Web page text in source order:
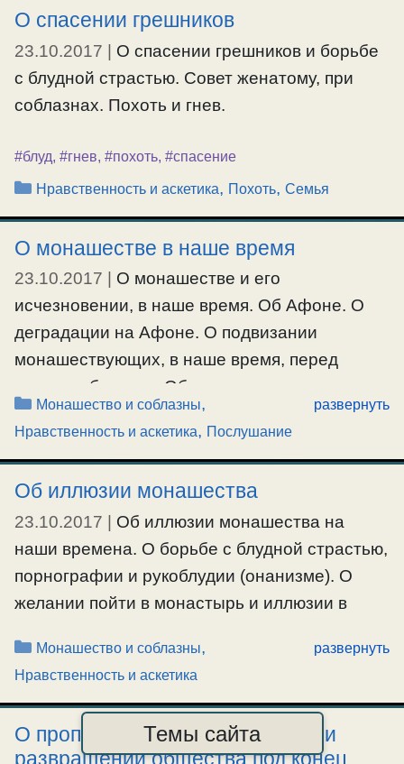
О спасении грешников
23.10.2017
О спасении грешников и борьбе
с блудной страстью. Совет женатому, при
соблазнах. Похоть и гнев.
#блуд, #гнев, #похоть, #спасение
Рубрики
Нравственность и аскетика, Похоть,Семья
О монашестве в наше время
23.10.2017
О монашестве и его
исчезновении, в наше время. Об Афоне. О
деградации на Афоне. О подвизании
монашествующих, в наше время, перед
лицом соблазнов. Об отшельничестве и
затворе, на наши времена. Об особенностях
подвига девства, борьбе древних
подвижников с блудной страстью и о нашем
времени. О сочинениях свт.Игнатия
Брянчанинова и его даре. Каждому святому
дается свой дар от Бога. Что не объясняют
одни святые, то объясняют следующие.
#естество,#монашество,#отступление
#отшельничество, #послушание
Рубрики
Монашество и соблазны,
Нравственность и аскетика, Послушание
развернуть
Об иллюзии монашества
23.10.2017
Об иллюзии монашества на
наши времена. О борьбе с блудной страстью,
порнографии и рукоблудии (онанизме). О
желании пойти в монастырь и иллюзии в
#блуд,#деградация,#монашество
#онанизм,#педерасты,#похоть,#развращение,
#соблазны
Рубрики
Монашество и соблазны,
Нравственность и аскетика
развернуть
О пропаганде извращенчества, и
развращении общества под конец
Темы сайта